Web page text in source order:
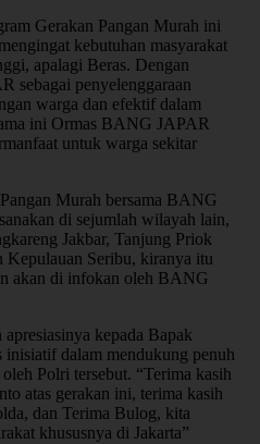
Gerakan Pangan Murah ini
kebutuhan masyarakat
apalagi Beras. Dengan
sebagai penyelenggaraan
warga dan efektif dalam
ini Ormas BANG JAPAR
untuk warga sekitar
Murah bersama BANG
di sejumlah wilayah lain,
Jakbar, Tanjung Priok
Kepulauan Seribu, kiranya itu
akan di infokan oleh BANG
kepada Bapak
inisiatif dalam mendukung penuh
Polri tersebut. “Terima kasih
atas gerakan ini, terima kasih
dan Terima Bulog, kita
khususnya di Jakarta”